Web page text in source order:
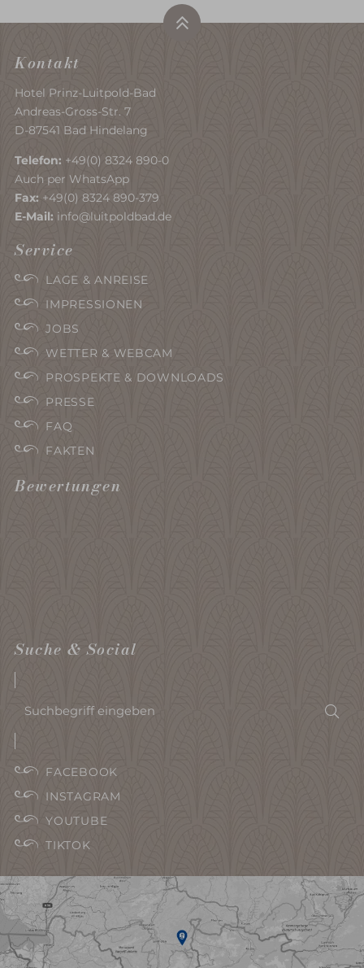
Kontakt
Hotel Prinz-Luitpold-Bad
Andreas-Gross-Str. 7
D-87541 Bad Hindelang
Telefon: +49(0) 8324 890-0
Auch per WhatsApp
Fax: +49(0) 8324 890-379
E-Mail: info@luitpoldbad.de
Service
LAGE & ANREISE
IMPRESSIONEN
JOBS
WETTER & WEBCAM
PROSPEKTE & DOWNLOADS
PRESSE
FAQ
FAKTEN
Bewertungen
Suche & Social
eingeben
FACEBOOK
INSTAGRAM
YOUTUBE
TIKTOK